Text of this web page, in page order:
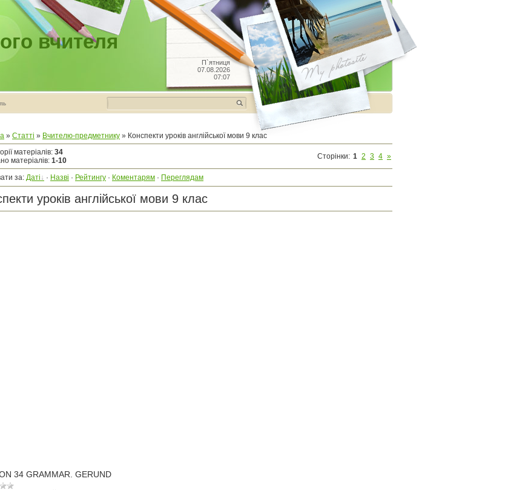
П`ятниця
07.08.2026
07:07
вчителя
» Статті » Вчителю-предметнику » Конспекти уроків англійської мови 9 клас
матеріалів: 34
матеріалів: 1-10 Сторінки: 1 2 3 4 »
за: Даті · Назві · Рейтингу · Коментарям · Переглядам
уроків англійської мови 9 клас
34 GRAMMAR. GERUND